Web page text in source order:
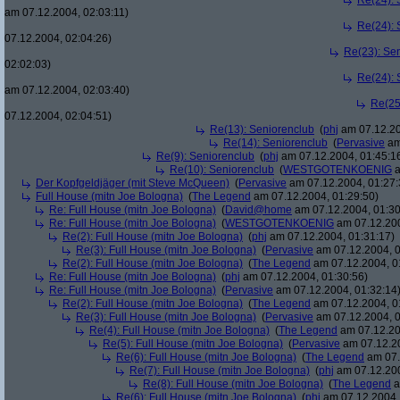
am 07.12.2004, 02:03:11)
Re(24):
07.12.2004, 02:04:26)
Re(23):
02:02:03)
Re(24):
am 07.12.2004, 02:03:40)
07.12.2004, 02:04:51)
Re(13): Seniorenclub (phj am
Re(14): Seniorenclub (Pervasive
Re(9): Seniorenclub (phj am 07.12.2004,
Re(10): Seniorenclub (WESTGOTENKOENIG
Der Kopfgeldjäger (mit Steve McQueen) (Pervasive am 07.12.2004,
Full House (mitn Joe Bologna) (The Legend am 07.12.2004, 01:29:50)
Re: Full House (mitn Joe Bologna) (David@home am 07.12.2004,
Re: Full House (mitn Joe Bologna) (WESTGOTENKOENIG am
Re(2): Full House (mitn Joe Bologna) (phj am 07.12.2004, 01:31:17)
Re(3): Full House (mitn Joe Bologna) (Pervasive am 07.12.2004,
Re(2): Full House (mitn Joe Bologna) (The Legend am 07.12.2004,
Re: Full House (mitn Joe Bologna) (phj am 07.12.2004, 01:30:56)
Re: Full House (mitn Joe Bologna) (Pervasive am 07.12.2004, 01:32:14)
Re(2): Full House (mitn Joe Bologna) (The Legend am 07.12.2004,
Re(3): Full House (mitn Joe Bologna) (Pervasive am 07.12.2004,
Re(4): Full House (mitn Joe Bologna) (The Legend am
Re(5): Full House (mitn Joe Bologna) (Pervasive am
Re(6): Full House (mitn Joe Bologna) (The Legend am
Re(7): Full House (mitn Joe Bologna) (phj am
Re(8): Full House (mitn Joe Bologna) (The Legend
Re(6): Full House (mitn Joe Bologna) (phj am